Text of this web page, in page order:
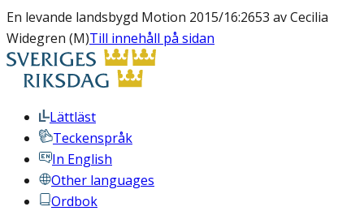
En levande landsbygd Motion 2015/16:2653 av Cecilia
Widegren (M)Till innehåll på sidan
Lättläst
Teckenspråk
In English
Other languages
Ordbok